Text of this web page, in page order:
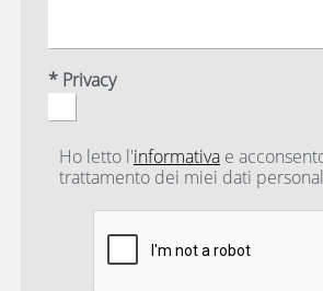
* Privacy
Ho letto l'informativae
trattamento dei miei dati